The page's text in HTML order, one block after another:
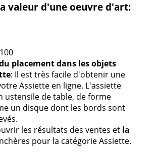
valeur d'une oeuvre d'art:
placement dans les objets
: Il est très facile d'obtenir une
Assiette en ligne. L'assiette
ustensile de table, de forme
un disque dont les bords sont
les résultats des ventes et la
pour la catégorie Assiette.